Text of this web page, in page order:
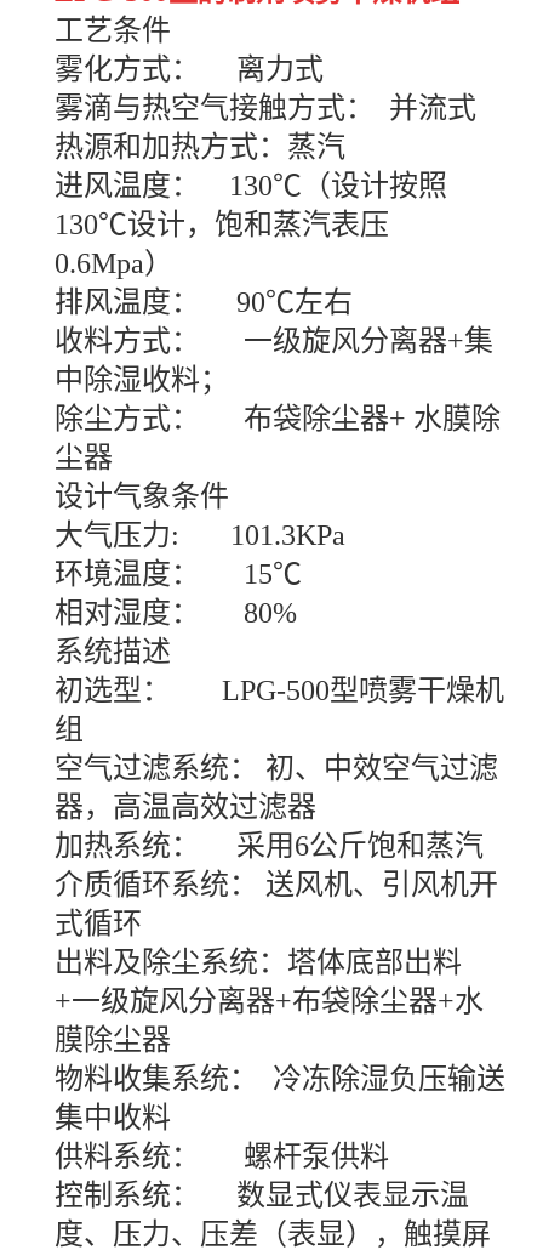
工艺条件
雾化方式： 离力式
雾滴与热空气接触方式： 并流式
热源和加热方式：蒸汽
进风温度： 130℃（设计按照
130℃设计，饱和蒸汽表压
0.6Mpa）
排风温度： 90℃左右
收料方式： 一级旋风分离器+集
中除湿收料；
除尘方式： 布袋除尘器+ 水膜除
尘器
设计气象条件
大气压力: 101.3KPa
环境温度： 15℃
相对湿度： 80%
系统描述
初选型： LPG-500型喷雾干燥机
组
空气过滤系统： 初、中效空气过滤
器，高温高效过滤器
加热系统： 采用6公斤饱和蒸汽
介质循环系统： 送风机、引风机开
式循环
出料及除尘系统：塔体底部出料
+一级旋风分离器+布袋除尘器+水
膜除尘器
物料收集系统： 冷冻除湿负压输送
集中收料
供料系统： 螺杆泵供料
控制系统： 数显式仪表显示温
度、压力、压差（表显），触摸屏